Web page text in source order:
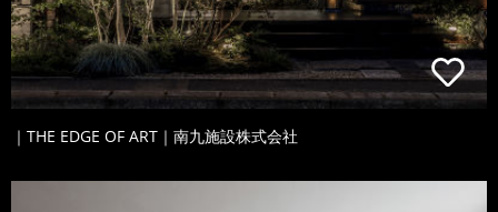
｜THE EDGE OF ART｜南九施設株式会社